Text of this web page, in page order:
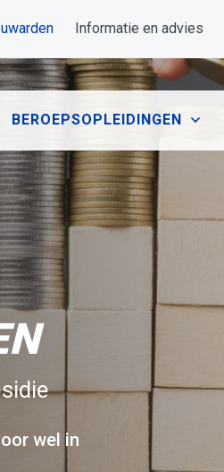
Informatie en advies
BEROEPSOPLEIDINGEN
wel in